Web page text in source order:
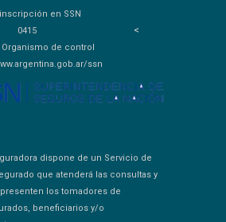
en SSN
0415
<
Organismo de control
ssn
dispone de un Servicio de
que atenderá las consultas y
los tomadores de
beneficiarios y/o